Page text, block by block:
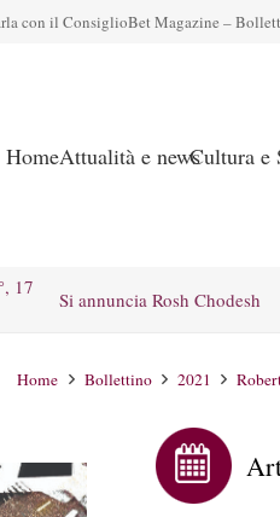
con il ConsiglioBet Magazine –
HomeAttualità e newsCultura e
17
Si annuncia Rosh Chodesh
Home Bollettino 2021